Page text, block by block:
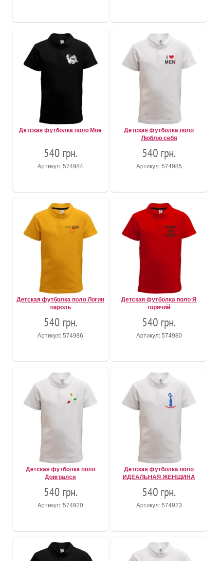
Детская футболка поло Мое
540 грн.
Артикул: 574984
Детская футболка поло
Люблю себя
540 грн.
Артикул: 574985
Детская футболка поло Логин
пароль
540 грн.
Артикул: 574986
Детская футболка поло Я
горячий
540 грн.
Артикул: 574980
Детская футболка поло
Доигрался
540 грн.
Артикул: 574920
Детская футболка поло
ИДЕАЛЬНАЯ ЖЕНЩИНА
540 грн.
Артикул: 574923